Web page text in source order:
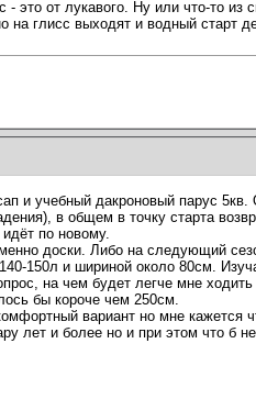
от лукавого. Ну или что-то из
на глисс выходят и водный старт
и учебный дакроновый парус
в общем в точку старта
по новому.
доски. Либо на следующий
150л и шириной около 80см.
на чем будет легче мне
бы короче чем 250см.
вариант но мне кажется
лет и более но и при этом что б